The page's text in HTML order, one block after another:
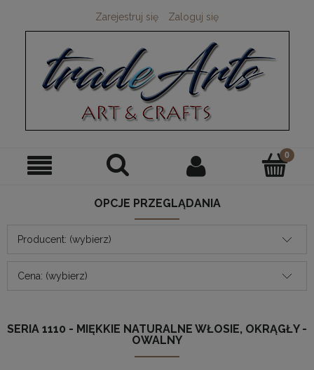
Zarejestruj się Zaloguj się
OPCJE PRZEGLĄDANIA
Producent: (wybierz)
Cena: (wybierz)
SERIA 1110 - MIĘKKIE NATURALNE WŁOSIE, OKRĄGŁY -
OWALNY